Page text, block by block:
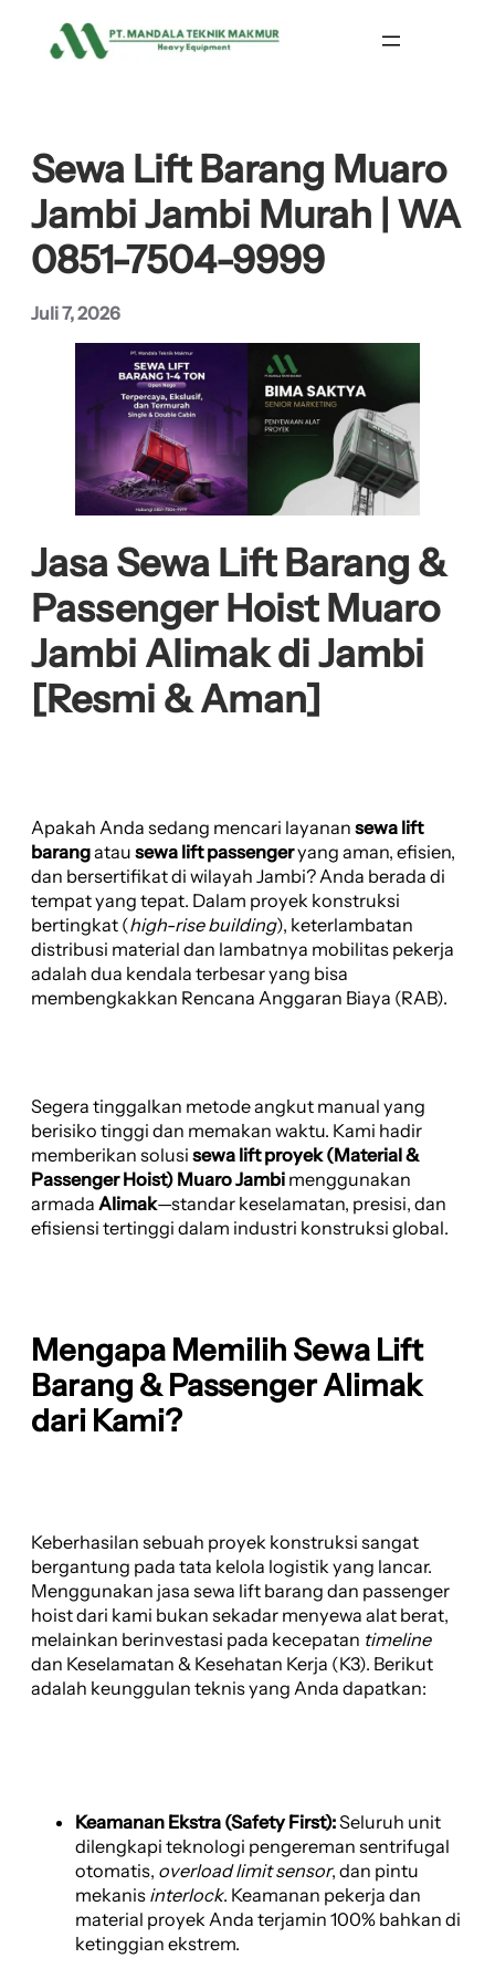
Sewa Lift Barang Muaro
Jambi Jambi Murah | WA
0851-7504-9999
Juli 7, 2026
Jasa Sewa Lift Barang &
Passenger Hoist Muaro
Jambi Alimak di Jambi
[Resmi & Aman]
Apakah Anda sedang mencari layanan sewa lift
barangatau sewa lift passengeryang aman, efisien,
dan bersertifikat di wilayah Jambi? Anda berada di
tempat yang tepat. Dalam proyek konstruksi
bertingkat (high-rise building), keterlambatan
distribusi material dan lambatnya mobilitas pekerja
adalah dua kendala terbesar yang bisa
membengkakkan Rencana Anggaran Biaya (RAB).
Segera tinggalkan metode angkut manual yang
berisiko tinggi dan memakan waktu. Kami hadir
memberikan solusi sewa lift proyek (Material &
Passenger Hoist) Muaro Jambi menggunakan
armada Alimak—standar keselamatan, presisi, dan
efisiensi tertinggi dalam industri konstruksi global.
Mengapa Memilih Sewa Lift
Barang & Passenger Alimak
dari Kami?
Keberhasilan sebuah proyek konstruksi sangat
bergantung pada tata kelola logistik yang lancar.
Menggunakan jasa sewa lift barang dan passenger
hoist dari kami bukan sekadar menyewa alat berat,
melainkan berinvestasi pada kecepatan timeline
dan Keselamatan & Kesehatan Kerja (K3). Berikut
adalah keunggulan teknis yang Anda dapatkan:
Keamanan Ekstra (Safety First):Seluruh unit
dilengkapi teknologi pengereman sentrifugal
otomatis, overload limit sensor, dan pintu
mekanis interlock. Keamanan pekerja dan
material proyek Anda terjamin 100% bahkan di
ketinggian ekstrem.